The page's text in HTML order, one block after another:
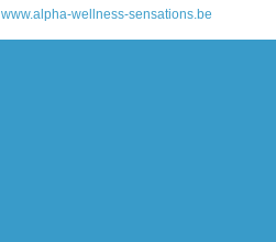
www.alpha-wellness-sensations.be